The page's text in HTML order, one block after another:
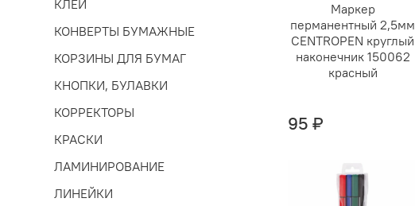
Маркер
перманентный 2,5мм
СENTROPEN круглый
наконечник 150062
красный
95 ₽
КЛЕЙ
КОНВЕРТЫ БУМАЖНЫЕ
КОРЗИНЫ ДЛЯ БУМАГ
КНОПКИ, БУЛАВКИ
КОРРЕКТОРЫ
КРАСКИ
ЛАМИНИРОВАНИЕ
ЛИНЕЙКИ